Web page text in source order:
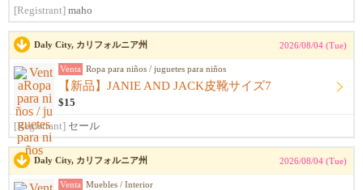
[Registrant] maho
Daly City, カリフォルニア州 2026/08/04 (Tue)
Venta Ropa para niños / juguetes para niños
【新品】JANIE AND JACK皮靴サイズ7
$15
[Registrant] セール
Daly City, カリフォルニア州 2026/08/04 (Tue)
Venta Muebles / Interior